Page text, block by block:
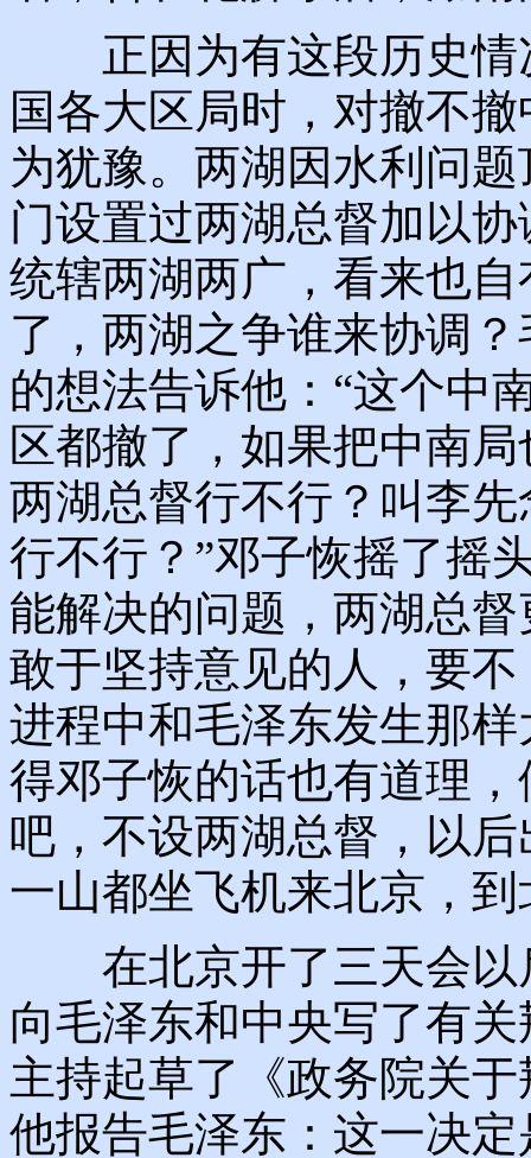
正因为有这段历史情
国各大区局时，对撤不
为犹豫。两湖因水利问
门设置过两湖总督加以
统辖两湖两广，看来也
了，两湖之争谁来协调
的想法告诉他：“这个中
区都撤了，如果把中南
两湖总督行不行？叫李
行不行？”邓子恢摇了摇
能解决的问题，两湖总
敢于坚持意见的人，要
进程中和毛泽东发生那
得邓子恢的话也有道理
吧，不设两湖总督，以
一山都坐飞机来北京，
在北京开了三天会以
向毛泽东和中央写了有
主持起草了《政务院关
他报告毛泽东：这一决